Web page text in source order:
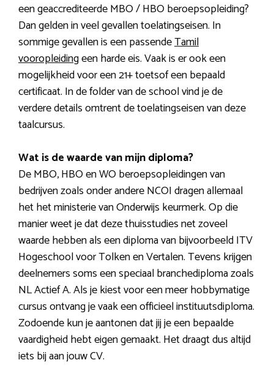
een geaccrediteerde MBO / HBO beroepsopleiding?
Dan gelden in veel gevallen toelatingseisen. In
sommige gevallen is een passendeTamil
vooropleidingeen harde eis. Vaak is er ook een
mogelijkheid voor een 21+ toetsof een bepaald
certificaat. In de folder van de school vind je de
verdere details omtrent de toelatingseisen van deze
taalcursus.
Wat is de waarde van mijn diploma?
De MBO, HBO en WO beroepsopleidingen van
bedrijven zoals onder andere NCOI dragen allemaal
het het ministerie van Onderwijs keurmerk. Op die
manier weet je dat deze thuisstudies net zoveel
waarde hebben als een diploma van bijvoorbeeld ITV
Hogeschool voor Tolken en Vertalen. Tevens krijgen
deelnemers soms een speciaal branchediploma zoals
NL Actief A. Als je kiest voor een meer hobbymatige
cursus ontvang je vaak een officieel instituutsdiploma.
Zodoende kun je aantonen dat jij je een bepaalde
vaardigheid hebt eigen gemaakt. Het draagt dus altijd
iets bij aan jouw CV.